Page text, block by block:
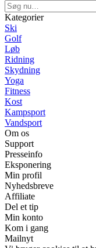
Kategorier
Ski
Golf
Løb
Ridning
Skydning
Yoga
Fitness
Kost
Kampsport
Vandsport
Om os
Support
Presseinfo
Eksponering
Min profil
Nyhedsbreve
Affiliate
Del et tip
Min konto
Kom i gang
Mailnyt